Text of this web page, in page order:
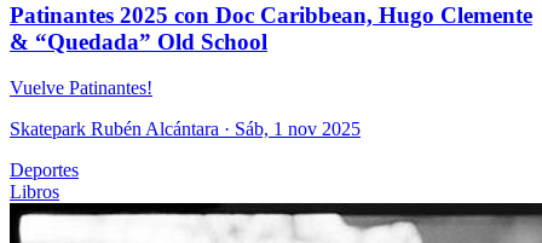
Patinantes 2025 con Doc Caribbean, Hugo Clemente
& “Quedada” Old School
Vuelve Patinantes!
Skatepark Rubén Alcántara · Sáb, 1 nov 2025
Deportes
Libros